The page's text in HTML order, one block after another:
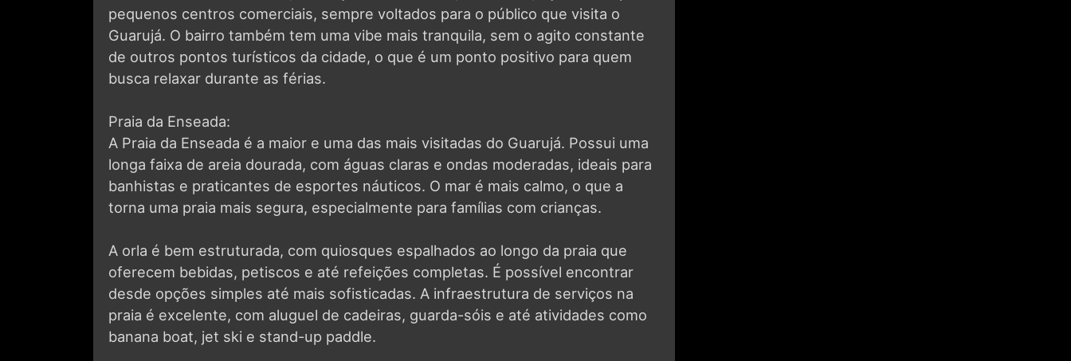
Guarujá. O bairro também tem uma vibe mais tranquila, sem o agito constante
de outros pontos turísticos da cidade, o que é um ponto positivo para quem
busca relaxar durante as férias.
A Praia da Enseada é a maior e uma das mais visitadas do Guarujá. Possui uma
longa faixa de areia dourada, com águas claras e ondas moderadas, ideais para
banhistas e praticantes de esportes náuticos. O mar é mais calmo, o que a
torna uma praia mais segura, especialmente para famílias com crianças.
oferecem bebidas, petiscos e até refeições completas. É possível encontrar
desde opções simples até mais sofisticadas. A infraestrutura de serviços na
praia é excelente, com aluguel de cadeiras, guarda-sóis e até atividades como
banana boat, jet ski e stand-up paddle.